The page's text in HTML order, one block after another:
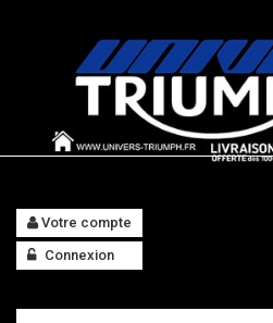
Votre compte
Connexion